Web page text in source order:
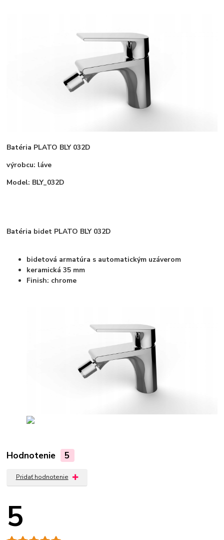
Batéria PLATO BLY 032D
výrobcu: láve
Model: BLY_032D
Batéria bidet PLATO BLY 032D
bidetová armatúra s automatickým uzáverom
keramická 35 mm
Finish: chrome
Hodnotenie 5
Pridať hodnotenie
5